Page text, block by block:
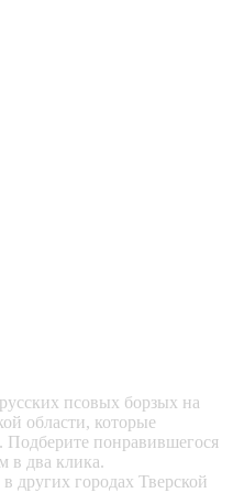
псовых борзых на
области, которые
Подберите понравившегося
в два клика.
других городах Тверской